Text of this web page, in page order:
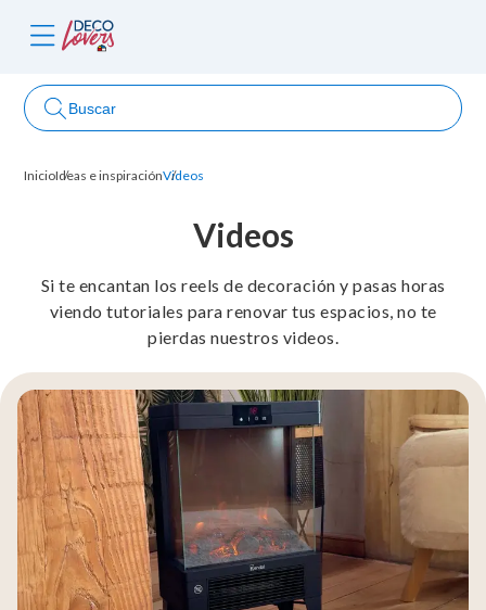
Buscar
InicioIdeas e inspiraciónVideos
Videos
Si te encantan los reels de decoración y pasas horas
viendo tutoriales para renovar tus espacios, no te
pierdas nuestros videos.